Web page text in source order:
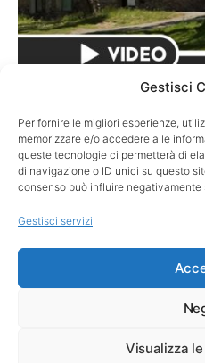
Gestisci
Per fornire le migliori esperienze,
memorizzare e/o accedere alle
queste tecnologie ci permetterà di
di navigazione o ID unici su questo
consenso può influire
Gestisci servizi
Visualizza
Merci, Buccellati! Il
Maison in tour a
Il video della nona tappa
il circuito golfistico